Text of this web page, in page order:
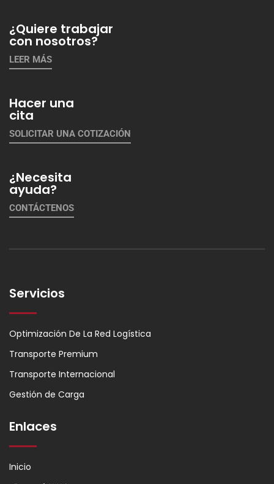
¿Quiere trabajar
con nosotros?
LEER MÁS
Hacer una
cita
SOLICITAR UNA COTIZACIÓN
¿Necesita
ayuda?
CONTÁCTENOS
Servicios
Optimización De La Red Logística
Transporte Premium
Transporte Internacional
Gestión de Carga
Enlaces
Inicio